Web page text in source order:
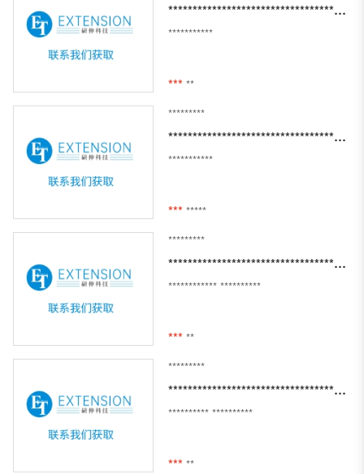
***********************************************************************
***********
*** **
*********
*******************************************************************
***********
*** *****
*********
***********************************************************************************************************************
************ **********
*** **
*********
***************************************
********** **********
*** **